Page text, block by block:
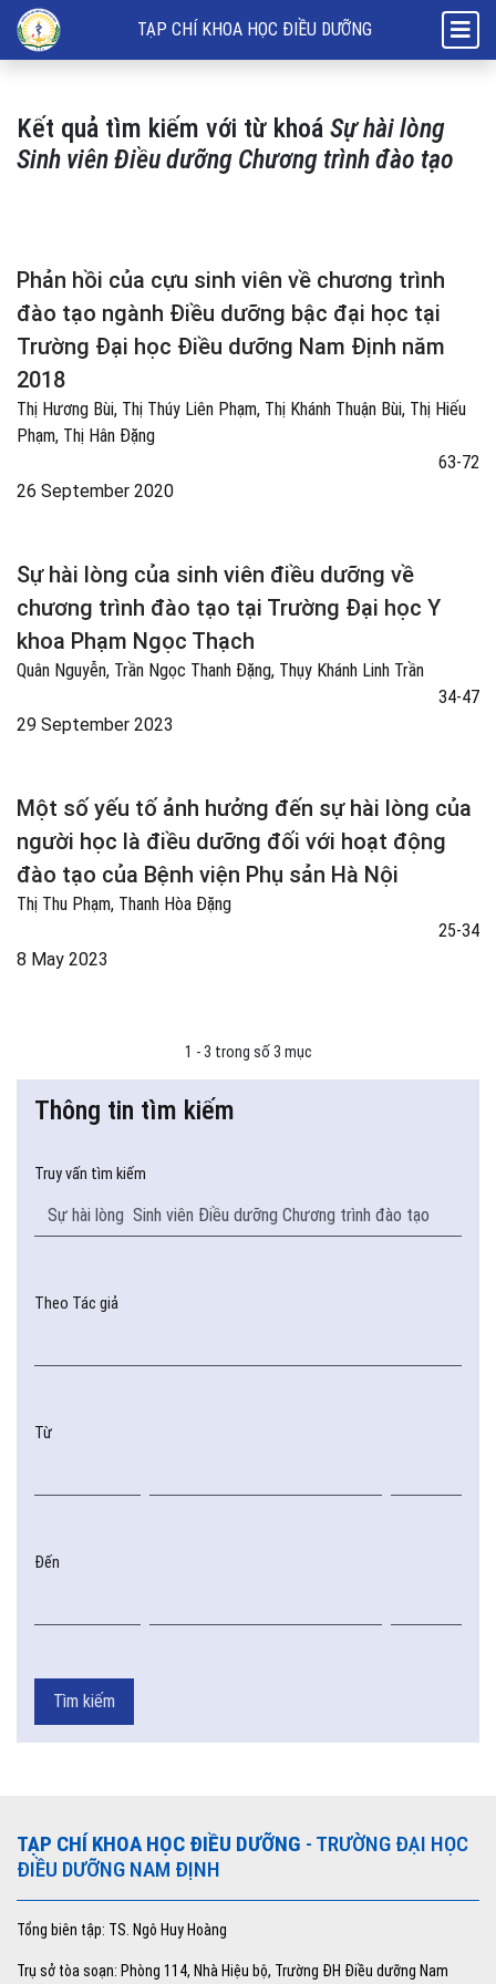
Tìm kiếm
TẠP CHÍ KHOA HỌC ĐIỀU DƯỠNG
Kết quả tìm kiếm với từ khoá Sự hài lòng
Sinh viên Điều dưỡng Chương trình đào tạo
Phản hồi của cựu sinh viên về chương trình
đào tạo ngành Điều dưỡng bậc đại học tại
Trường Đại học Điều dưỡng Nam Định năm
2018
Thị Hương Bùi, Thị Thúy Liên Phạm, Thị Khánh Thuận Bùi, Thị Hiếu
Phạm, Thị Hân Đặng
63-72
26 September 2020
Sự hài lòng của sinh viên điều dưỡng về
chương trình đào tạo tại Trường Đại học Y
khoa Phạm Ngọc Thạch
Quân Nguyễn, Trần Ngọc Thanh Đặng, Thụy Khánh Linh Trần
34-47
29 September 2023
Một số yếu tố ảnh hưởng đến sự hài lòng của
người học là điều dưỡng đối với hoạt động
đào tạo của Bệnh viện Phụ sản Hà Nội
Thị Thu Phạm, Thanh Hòa Đặng
25-34
8 May 2023
1 - 3 trong số 3 mục
Thông tin tìm kiếm
Truy vấn tìm kiếm
Theo Tác giả
Từ
Đến
Tìm kiếm
TẠP CHÍ KHOA HỌC ĐIỀU DƯỠNG - TRƯỜNG ĐẠI HỌC
ĐIỀU DƯỠNG NAM ĐỊNH
Tổng biên tập: TS. Ngô Huy Hoàng
Trụ sở tòa soạn: Phòng 114, Nhà Hiệu bộ, Trường ĐH Điều dưỡng Nam